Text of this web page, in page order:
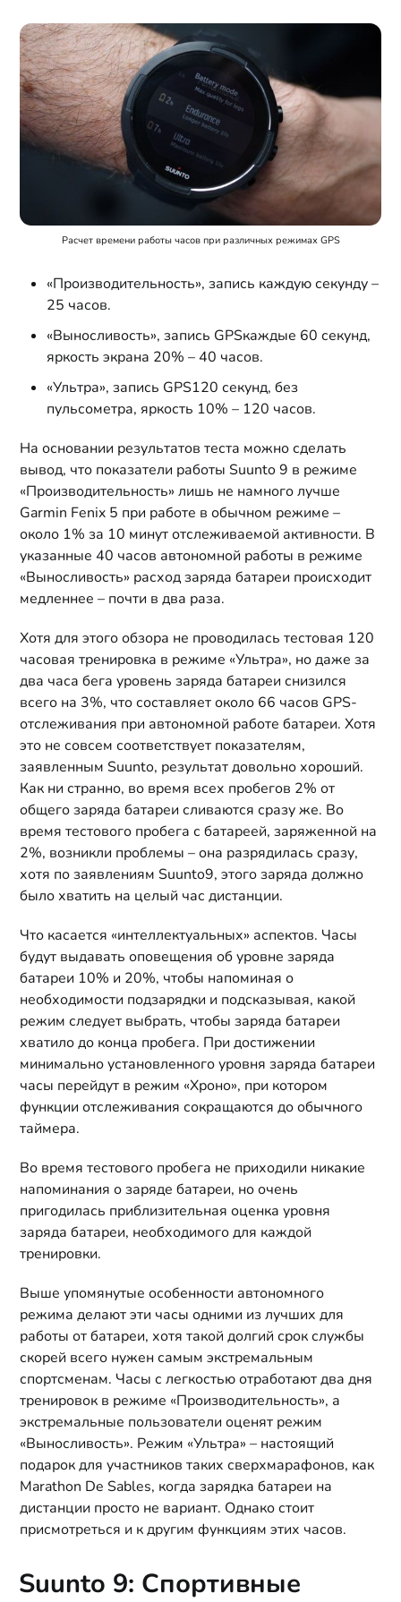
Расчет времени работы часов при различных режимах GPS
«Производительность», запись каждую секунду –
25 часов.
«Выносливость», запись GPSкаждые 60 секунд,
яркость экрана 20% – 40 часов.
«Ультра», запись GPS120 секунд, без
пульсометра, яркость 10% – 120 часов.
На основании результатов теста можно сделать
вывод, что показатели работы Suunto 9 в режиме
«Производительность» лишь не намного лучше
Garmin Fenix 5 при работе в обычном режиме –
около 1% за 10 минут отслеживаемой активности. В
указанные 40 часов автономной работы в режиме
«Выносливость» расход заряда батареи происходит
медленнее – почти в два раза.
Хотя для этого обзора не проводилась тестовая 120
часовая тренировка в режиме «Ультра», но даже за
два часа бега уровень заряда батареи снизился
всего на 3%, что составляет около 66 часов GPS-
отслеживания при автономной работе батареи. Хотя
это не совсем соответствует показателям,
заявленным Suunto, результат довольно хороший.
Как ни странно, во время всех пробегов 2% от
общего заряда батареи сливаются сразу же. Во
время тестового пробега с батареей, заряженной на
2%, возникли проблемы – она разрядилась сразу,
хотя по заявлениям Suunto9, этого заряда должно
было хватить на целый час дистанции.
Что касается «интеллектуальных» аспектов. Часы
будут выдавать оповещения об уровне заряда
батареи 10% и 20%, чтобы напоминая о
необходимости подзарядки и подсказывая, какой
режим следует выбрать, чтобы заряда батареи
хватило до конца пробега. При достижении
минимально установленного уровня заряда батареи
часы перейдут в режим «Хроно», при котором
функции отслеживания сокращаются до обычного
таймера.
Во время тестового пробега не приходили никакие
напоминания о заряде батареи, но очень
пригодилась приблизительная оценка уровня
заряда батареи, необходимого для каждой
тренировки.
Выше упомянутые особенности автономного
режима делают эти часы одними из лучших для
работы от батареи, хотя такой долгий срок службы
скорей всего нужен самым экстремальным
спортсменам. Часы с легкостью отработают два дня
тренировок в режиме «Производительность», а
экстремальные пользователи оценят режим
«Выносливость». Режим «Ультра» – настоящий
подарок для участников таких сверхмарафонов, как
Marathon De Sables, когда зарядка батареи на
дистанции просто не вариант. Однако стоит
присмотреться и к другим функциям этих часов.
Suunto 9: Спортивные